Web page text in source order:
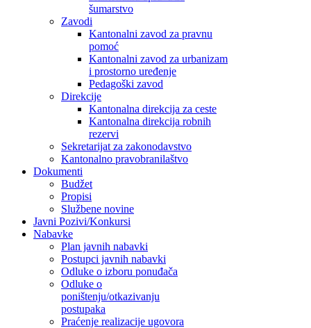
šumarstvo
Zavodi
Kantonalni zavod za pravnu
pomoć
Kantonalni zavod za urbanizam
i prostorno uređenje
Pedagoški zavod
Direkcije
Kantonalna direkcija za ceste
Kantonalna direkcija robnih
rezervi
Sekretarijat za zakonodavstvo
Kantonalno pravobranilaštvo
Dokumenti
Budžet
Propisi
Službene novine
Javni Pozivi/Konkursi
Nabavke
Plan javnih nabavki
Postupci javnih nabavki
Odluke o izboru ponuđača
Odluke o
poništenju/otkazivanju
postupaka
Praćenje realizacije ugovora